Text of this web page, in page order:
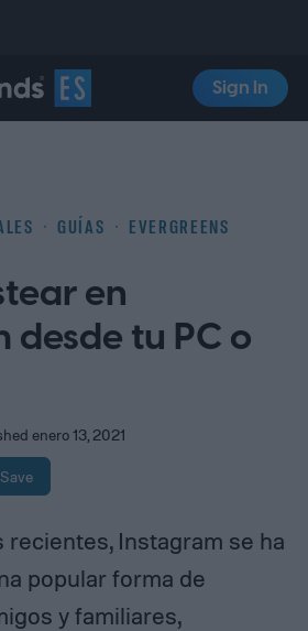
Español
Sign In
GUÍAS EVERGREENS
en
desde tu PC o
enero 13, 2021
Save
recientes, Instagram se ha
popular forma de
y familiares,